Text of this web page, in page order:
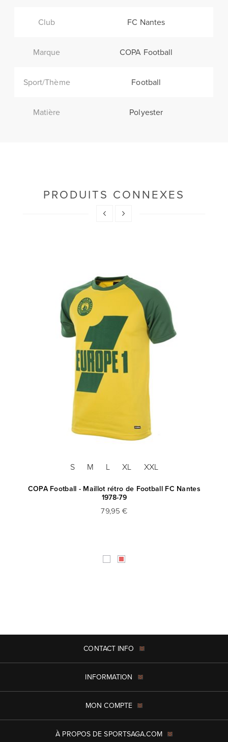
Club FC Nantes
Marque COPA Football
Sport/Thème Football
Matière Polyester
PRODUITS CONNEXES
S M L XL XXL
COPA Football - Maillot rétro de Football FC Nantes
1978-79
79,95 €
CONTACT INFO
INFORMATION
MON COMPTE
À PROPOS DE SPORTSAGA.COM